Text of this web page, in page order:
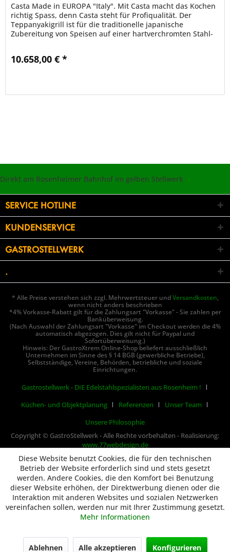
Casta Made in EUROPA "Italy". Mit Casta macht das Kochen
richtig Spass, denn Casta steht für Profiqualität. Der
Teppanyakigrill ist für die traditionelle japanische
Zubereitung von Speisen auf einer hartverchromten Stahl-
10.658,00 € *
Direkt am Rosenheimer Bahnhof im gelben Stellwerk
SERVICE HOTLINE
KUNDENSERVICE
GASTROSTELLWERK
.
* Alle Preise verstehen sich zzgl. Mehrwertsteuer undVersandkosten,
wenn nicht anders beschrieben
*4% Vorkasse-Rabatt gilt für die Zahlungsart "Vorkasse" - Sie zahlen per
Banküberweisung.
(Nach Auswahl der Zahlungsart "Vorkasse" im Checkout werden die 4%
automatisch abgezogen. Dies gilt nicht für Paypal und
Sofortüberweisung.)
Hinweis: Der GastroXtrem Online-Shop beliefert ausschließlich
Unternehmen im Sinne des § 14 BGB (gewerbliche Betriebe),
Selbstständige, Vereine, Behörden, betriebliche und soziale
Einrichtungen.
Gastrostellwerk - DIE Edelstahlspezialisten aus Rosenheim !
Küchen- und Objektplanung
Referenzen
Unser Team
Unsere Philosophie
Copyright © GastroStellwerk - Alle Rechte vorbehalten - Realisierung:
www.77webdesign.de
Diese Website benutzt Cookies, die für den technischen
Betrieb der Website erforderlich sind und stets gesetzt
werden. Andere Cookies, die den Komfort bei Benutzung
dieser Website erhöhen, der Direktwerbung dienen oder die
Interaktion mit anderen Websites und sozialen Netzwerken
vereinfachen sollen, werden nur mit Ihrer Zustimmung gesetzt.
Mehr Informationen
Ablehnen Alle akzeptieren Konfigurieren